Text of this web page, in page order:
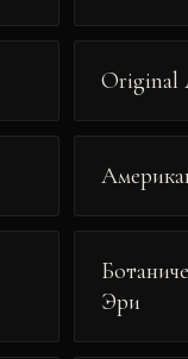
Original
Эри